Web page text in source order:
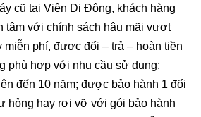
cũ tại Viện Di Động, khách hàng
tâm với chính sách hậu mãi vượt
miễn phí, được đổi – trả – hoàn tiền
phù hợp với nhu cầu sử dụng;
đến 10 năm; được bảo hành 1 đổi
hỏng hay rơi vỡ với gói bảo hành